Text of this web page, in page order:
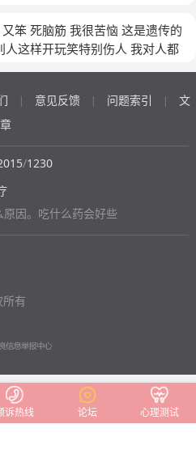
笨 死脑筋 我很苦恼 这是遗传的
人这样开玩笑特别伤人 我对人都
诉热线 论坛 心理测试
| 意见反馈 | 问题索引 |
文
/1230
因。吃什么药会好些
有